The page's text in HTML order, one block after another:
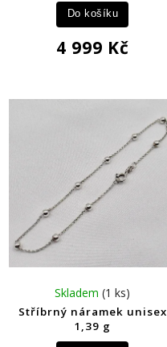
4 999 Kč
Do košíku
Stříbrný náramek unisex
1,39 g
Skladem(1 ks)